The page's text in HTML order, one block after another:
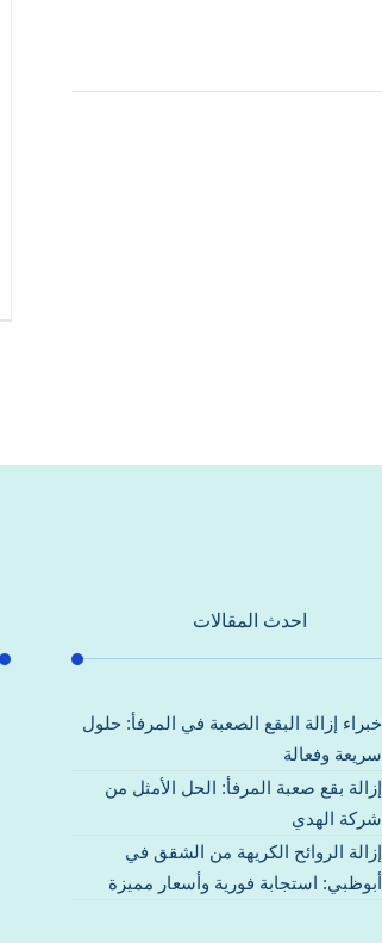
احدث المقالات
خبراء إزالة البقع الصعبة في المرفأ: حلول
سريعة وفعالة
إزالة بقع صعبة المرفأ: الحل الأمثل من
شركة الهدي
إزالة الروائح الكريهة من الشقق في
أبوظبي: استجابة فورية وأسعار مميزة